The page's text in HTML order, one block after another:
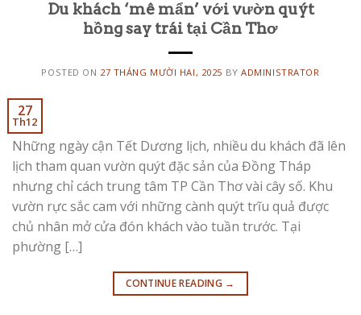
Du khách ‘mê mẩn’ với vườn quýt
hồng say trái tại Cần Thơ
POSTED ON 27 THÁNG MƯỜI HAI, 2025 BYADMINISTRATOR
27
Th12
Những ngày cận Tết Dương lịch, nhiều du khách đã lên
lịch tham quan vườn quýt đặc sản của Đồng Tháp
nhưng chỉ cách trung tâm TP Cần Thơ vài cây số. Khu
vườn rực sắc cam với những cành quýt trĩu quả được
chủ nhân mở cửa đón khách vào tuần trước. Tại
phường […]
CONTINUE READING →